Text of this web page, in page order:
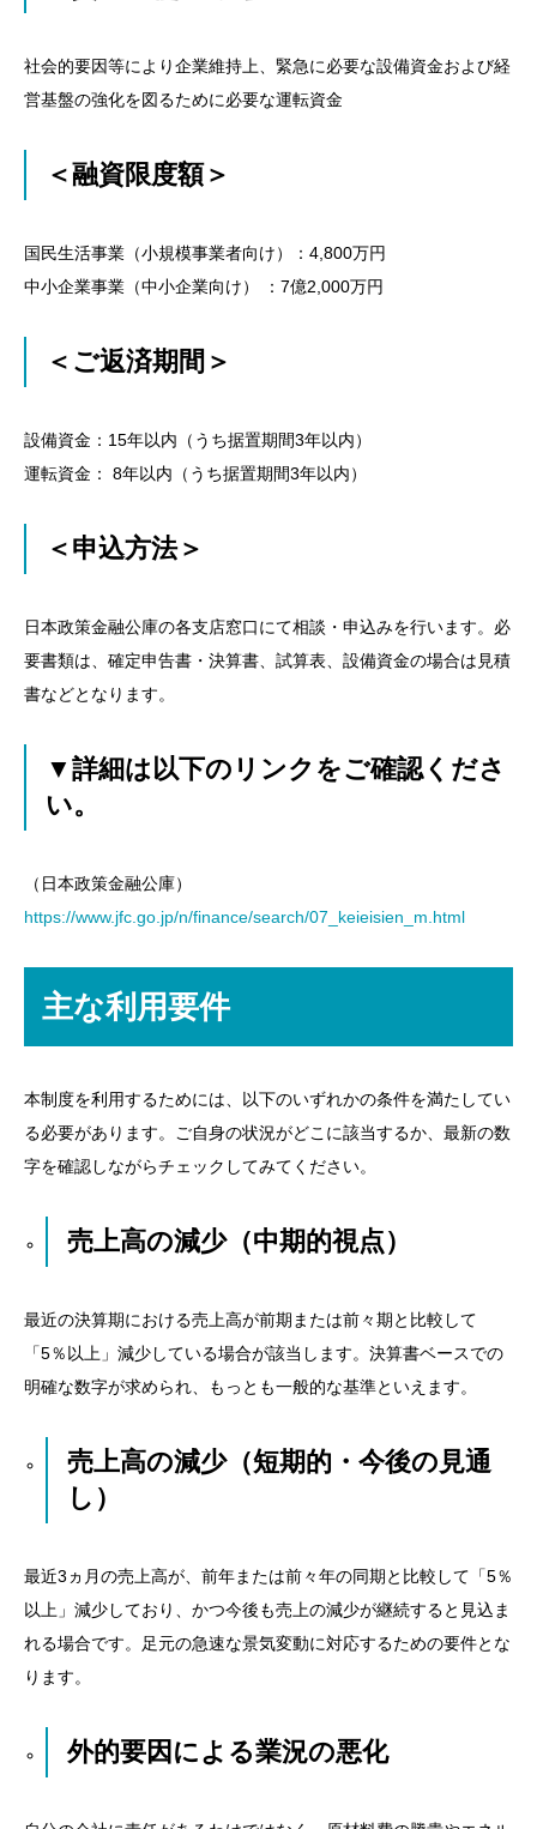
社会的要因等により企業維持上、緊急に必要な設備資金および経
営基盤の強化を図るために必要な運転資金
＜融資限度額＞
国民生活事業（小規模事業者向け）：4,800万円
中小企業事業（中小企業向け） ：7億2,000万円
＜ご返済期間＞
設備資金：15年以内（うち据置期間3年以内）
運転資金： 8年以内（うち据置期間3年以内）
＜申込方法＞
日本政策金融公庫の各支店窓口にて相談・申込みを行います。必
要書類は、確定申告書・決算書、試算表、設備資金の場合は見積
書などとなります。
▼詳細は以下のリンクをご確認くださ
い。
（日本政策金融公庫）
https://www.jfc.go.jp/n/finance/search/07_keieisien_m.html
主な利用要件
本制度を利用するためには、以下のいずれかの条件を満たしてい
る必要があります。ご自身の状況がどこに該当するか、最新の数
字を確認しながらチェックしてみてください。
売上高の減少（中期的視点）
最近の決算期における売上高が前期または前々期と比較して
「5％以上」減少している場合が該当します。決算書ベースでの
明確な数字が求められ、もっとも一般的な基準といえます。
売上高の減少（短期的・今後の見通
し）
最近3ヵ月の売上高が、前年または前々年の同期と比較して「5％
以上」減少しており、かつ今後も売上の減少が継続すると見込ま
れる場合です。足元の急速な景気変動に対応するための要件とな
ります。
外的要因による業況の悪化